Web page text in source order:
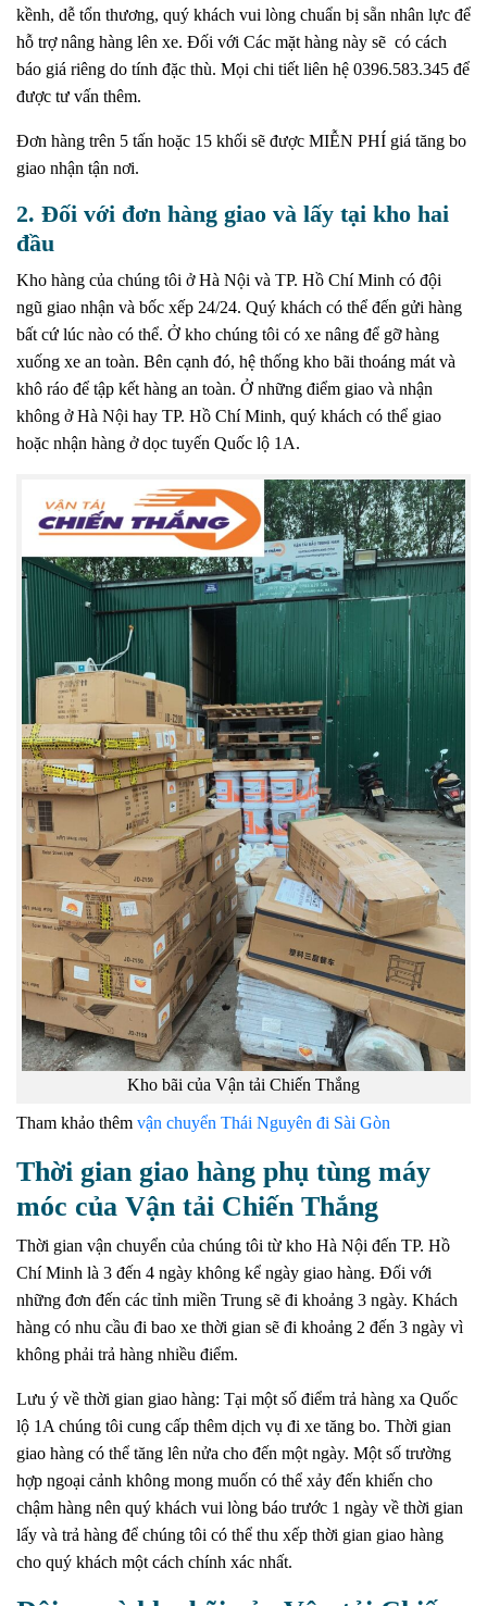
kềnh, dễ tổn thương, quý khách vui lòng chuẩn bị sẵn nhân lực để
hỗ trợ nâng hàng lên xe. Đối với Các mặt hàng này sẽ có cách
báo giá riêng do tính đặc thù. Mọi chi tiết liên hệ 0396.583.345 để
được tư vấn thêm.
Đơn hàng trên 5 tấn hoặc 15 khối sẽ được MIỄN PHÍ giá tăng bo
giao nhận tận nơi.
2. Đối với đơn hàng giao và lấy tại kho hai
đầu
Kho hàng của chúng tôi ở Hà Nội và TP. Hồ Chí Minh có đội
ngũ giao nhận và bốc xếp 24/24. Quý khách có thể đến gửi hàng
bất cứ lúc nào có thể. Ở kho chúng tôi có xe nâng để gỡ hàng
xuống xe an toàn. Bên cạnh đó, hệ thống kho bãi thoáng mát và
khô ráo để tập kết hàng an toàn. Ở những điểm giao và nhận
không ở Hà Nội hay TP. Hồ Chí Minh, quý khách có thể giao
hoặc nhận hàng ở dọc tuyến Quốc lộ 1A.
Kho bãi của Vận tải Chiến Thắng
Tham khảo thêm vận chuyển Thái Nguyên đi Sài Gòn
Thời gian giao hàng phụ tùng máy
móc của Vận tải Chiến Thắng
Thời gian vận chuyển của chúng tôi từ kho Hà Nội đến TP. Hồ
Chí Minh là 3 đến 4 ngày không kể ngày giao hàng. Đối với
những đơn đến các tỉnh miền Trung sẽ đi khoảng 3 ngày. Khách
hàng có nhu cầu đi bao xe thời gian sẽ đi khoảng 2 đến 3 ngày vì
không phải trả hàng nhiều điểm.
Lưu ý về thời gian giao hàng: Tại một số điểm trả hàng xa Quốc
lộ 1A chúng tôi cung cấp thêm dịch vụ đi xe tăng bo. Thời gian
giao hàng có thể tăng lên nửa cho đến một ngày. Một số trường
hợp ngoại cảnh không mong muốn có thể xảy đến khiến cho
chậm hàng nên quý khách vui lòng báo trước 1 ngày về thời gian
lấy và trả hàng để chúng tôi có thể thu xếp thời gian giao hàng
cho quý khách một cách chính xác nhất.